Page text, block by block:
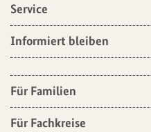
Service
Informiert bleiben
Für Familien
Für Fachkreise